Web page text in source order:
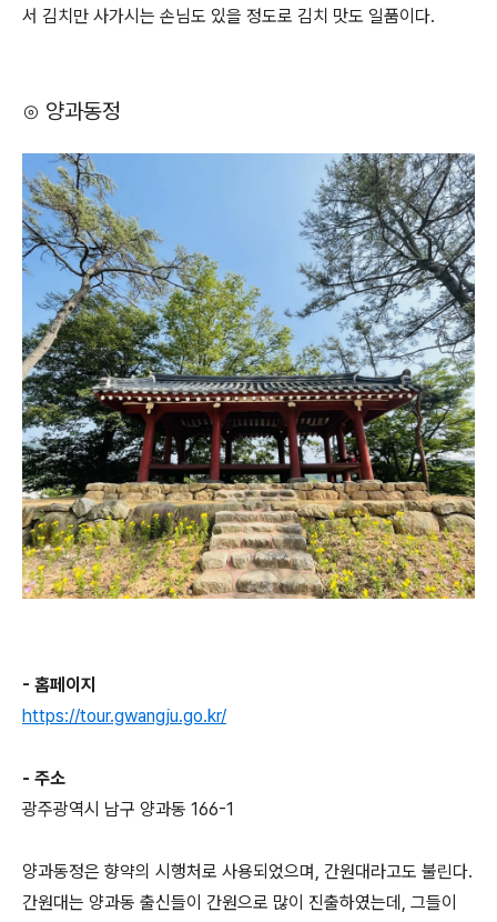
서 김치만 사가시는 손님도 있을 정도로 김치 맛도 일품이다.
⊙ 양과동정
- 홈페이지
https://tour.gwangju.go.kr/
- 주소
광주광역시 남구 양과동 166-1
양과동정은 향약의 시행처로 사용되었으며, 간원대라고도 불린다.
간원대는 양과동 출신들이 간원으로 많이 진출하였는데, 그들이